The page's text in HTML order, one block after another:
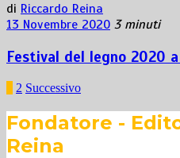
di Riccardo Reina
13 Novembre 2020 3 minuti
Festival del legno 2020
Paginazione
degli
articoli
2 Successivo
Fondatore -
Reina